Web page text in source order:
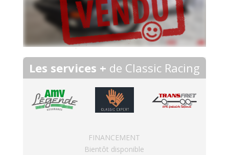
Les services + de Classic Racing
FINANCEMENT
Bientôt disponible